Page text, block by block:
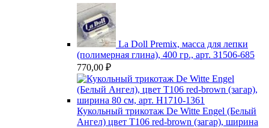
La Doll Premix, масса для лепки
(полимерная глина), 400 гр., арт. З1506-685
770,00 ₽
Кукольный трикотаж De Witte Engel (Белый
Ангел) цвет Т106 red-brown (загар), ширина